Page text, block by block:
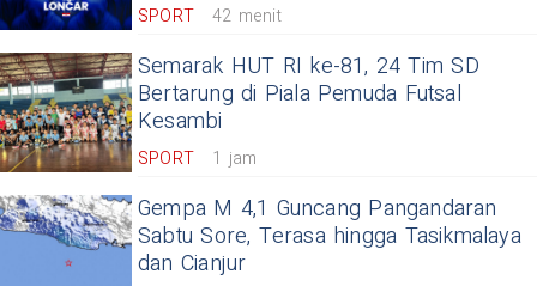
SPORT 42 menit
Semarak HUT RI ke-81, 24 Tim SD
Bertarung di Piala Pemuda Futsal
Kesambi
SPORT 1 jam
Gempa M 4,1 Guncang Pangandaran
Sabtu Sore, Terasa hingga Tasikmalaya
dan Cianjur